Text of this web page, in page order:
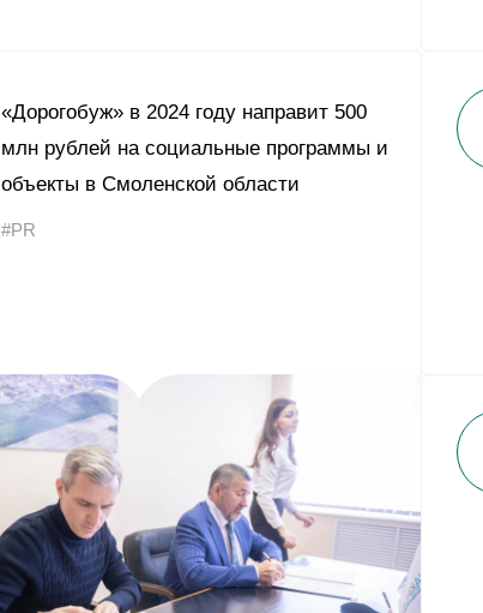
«Дорогобуж» в 2024 году направит 500
млн рублей на социальные программы и
объекты в Смоленской области
#PR